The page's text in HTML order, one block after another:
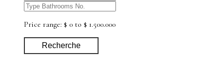
Price range: $ 0 to $ 1.500.000
Recherche